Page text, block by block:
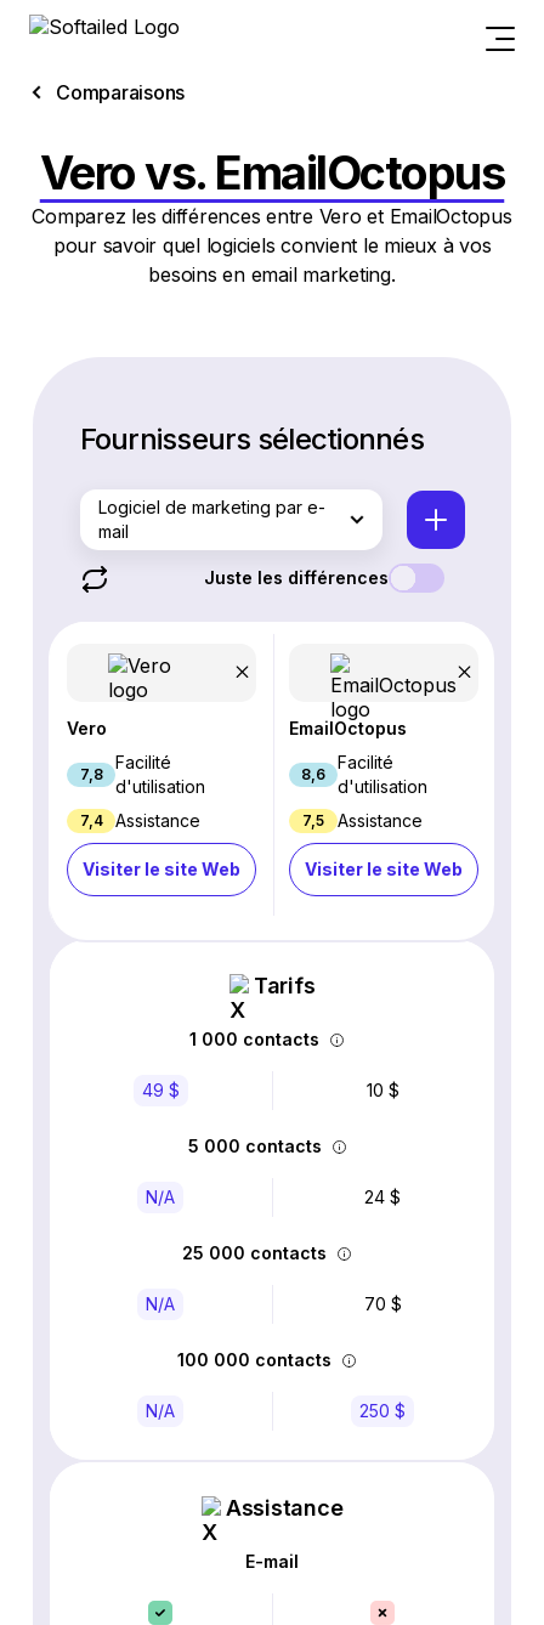
Comparaisons
Vero vs. EmailOctopus
Comparez les différences entre Vero et EmailOctopus
pour savoir quel logiciels convient le mieux à vos
besoins en email marketing.
Fournisseurs sélectionnés
Logiciel de marketing par e-
mail
Juste les différences
Vero
7,8
Facilité
d'utilisation
7,4 Assistance
Visiter le site Web
EmailOctopus
8,6
Facilité
d'utilisation
7,5 Assistance
Visiter le site Web
Tarifs
1 000 contacts
49 $ 10 $
5 000 contacts
N/A 24 $
25 000 contacts
N/A 70 $
100 000 contacts
N/A 250 $
Assistance
E-mail